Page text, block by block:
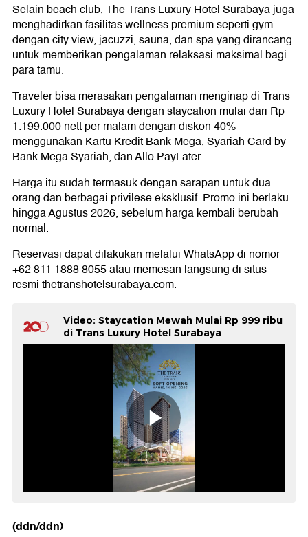
Selain beach club, The Trans Luxury Hotel Surabaya juga
menghadirkan fasilitas wellness premium seperti gym
dengan city view, jacuzzi, sauna, dan spa yang dirancang
untuk memberikan pengalaman relaksasi maksimal bagi
para tamu.
Traveler bisa merasakan pengalaman menginap di Trans
Luxury Hotel Surabaya dengan staycation mulai dari Rp
1.199.000 nett per malam dengan diskon 40%
menggunakan Kartu Kredit Bank Mega, Syariah Card by
Bank Mega Syariah, dan Allo PayLater.
Harga itu sudah termasuk dengan sarapan untuk dua
orang dan berbagai privilese eksklusif. Promo ini berlaku
hingga Agustus 2026, sebelum harga kembali berubah
normal.
Reservasi dapat dilakukan melalui WhatsApp di nomor
+62 811 1888 8055 atau memesan langsung di situs
resmi thetranshotelsurabaya.com.
Video: Staycation Mewah Mulai Rp 999 ribu
di Trans Luxury Hotel Surabaya
(ddn/ddn)